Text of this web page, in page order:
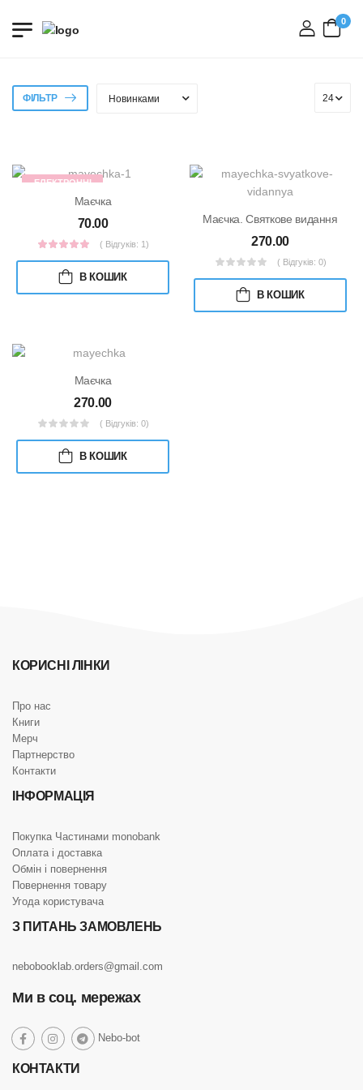
вхід
0
ФІЛЬТР
ЕЛЕКТРОННІ
Маєчка
70.00
( Відгуків: 1)
В КОШИК
Маєчка. Святкове видання
270.00
( Відгуків: 0)
В КОШИК
Маєчка
270.00
( Відгуків: 0)
В КОШИК
КОРИСНІ ЛІНКИ
Про нас
Книги
Мерч
Партнерство
Контакти
ІНФОРМАЦІЯ
Покупка Частинами monobank
Оплата і доставка
Обмін і повернення
Повернення товару
Угода користувача
З ПИТАНЬ ЗАМОВЛЕНЬ
nebobooklab.orders@gmail.com
Ми в соц. мережах
social social socialNebo-botsocial
КОНТАКТИ